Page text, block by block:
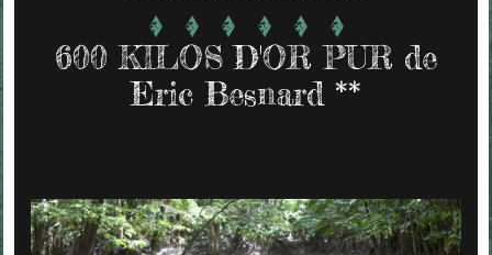
600 KILOS D'OR PUR de
Eric Besnard **